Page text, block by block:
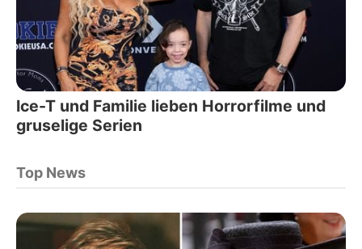
Ice-T und Familie lieben Horrorfilme und
gruselige Serien
Top News